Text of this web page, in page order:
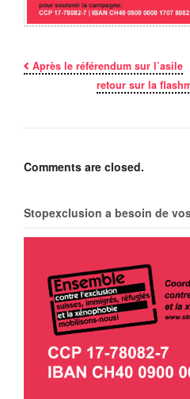
Après le référendum sur l’asile
retour sur la
Comments are closed.
Stopexclusion a besoin de